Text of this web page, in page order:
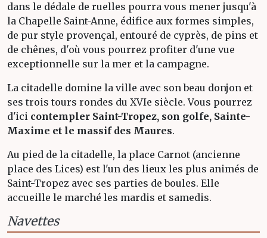
dans le dédale de ruelles pourra vous mener jusqu'à
la Chapelle Saint-Anne, édifice aux formes simples,
de pur style provençal, entouré de cyprès, de pins et
de chênes, d'où vous pourrez profiter d'une vue
exceptionnelle sur la mer et la campagne.
La citadelle domine la ville avec son beau donjon et
ses trois tours rondes du XVIe siècle. Vous pourrez
d'ici contempler Saint-Tropez, son golfe, Sainte-
Maxime et le massif des Maures.
Au pied de la citadelle, la place Carnot (ancienne
place des Lices) est l'un des lieux les plus animés de
Saint-Tropez avec ses parties de boules. Elle
accueille le marché les mardis et samedis.
Navettes